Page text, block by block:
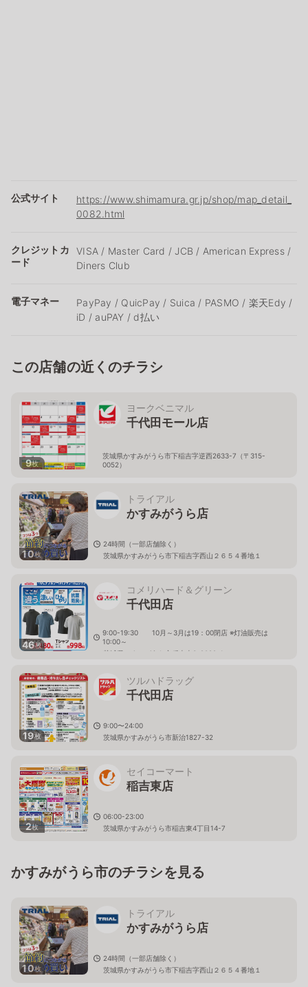
公式サイト
https://www.shimamura.gr.jp/shop/map_detail_
0082.html
クレジットカ
ード
VISA / Master Card / JCB / American Express /
Diners Club
電子マネー
PayPay / QuicPay / Suica / PASMO / 楽天Edy /
iD / auPAY / d払い
この店舗の近くのチラシ
9枚
ヨークベニマル
千代田モール店
茨城県かすみがうら市下稲吉字逆西2633-7（〒315-
0052）
10枚
トライアル
かすみがうら店
24時間（一部店舗除く）
茨城県かすみがうら市下稲吉字西山２６５４番地１
46枚
コメリハード＆グリーン
千代田店
9:00-19:30 10月～3月は19：00閉店 ※灯油販売は
10:00～
茨城県かすみがうら市稲吉南3-2082-1
19枚
ツルハドラッグ
千代田店
9:00〜24:00
茨城県かすみがうら市新治1827-32
2枚
セイコーマート
稲吉東店
06:00-23:00
茨城県かすみがうら市稲吉東4丁目14-7
かすみがうら市のチラシを見る
10枚
トライアル
かすみがうら店
24時間（一部店舗除く）
茨城県かすみがうら市下稲吉字西山２６５４番地１